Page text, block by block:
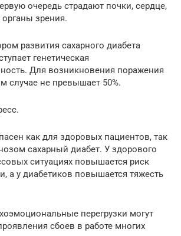
очередь страдают почки, сердце,
зрения.
развития сахарного диабета
генетическая
Для возникновения поражения
случае не превышает 50%.
как для здоровых пациентов, так
сахарный диабет. У здорового
ситуациях повышается риск
а у диабетиков повышается тяжесть
перегрузки могут
сбоев в работе многих